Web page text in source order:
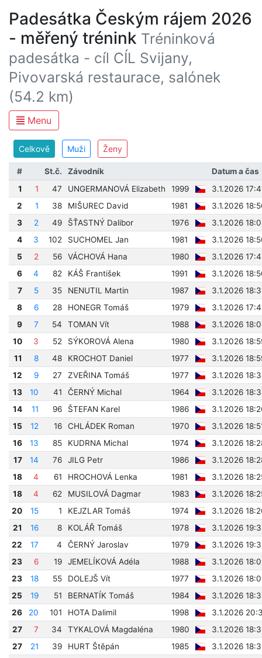
Padesátka Českým rájem 2026
- měřený trénink Tréninková
padesátka - cíl CÍL Svijany,
Pivovarská restaurace, salónek
(54.2 km)
Menu
Celkově Muži Ženy
# St.č. Závodník
Datum a čas
1
1 47 UNGERMANOVÁ Elizabeth 1999
3.1.2026
2
1 38 MIŠUREC David 1981
3.1.2026
3
2 49 ŠŤASTNÝ Dalibor 1976
3.1.2026
4
3 102 SUCHOMEL Jan 1981
3.1.2026
5
2 56 VÁCHOVÁ Hana 1980
3.1.2026
6
4 82 KÁŠ František 1991
3.1.2026
7
5 35 NENUTIL Martin 1987
3.1.2026
8
6 28 HONEGR Tomáš 1979
3.1.2026
9
7 54 TOMAN Vít 1988
3.1.2026
10
3 52 SÝKOROVÁ Alena 1980
3.1.2026
11
8 48 KROCHOT Daniel 1977
3.1.2026
12
9 27 ZVEŘINA Tomáš 1977
3.1.2026
13
10 41 ČERNÝ Michal 1964
3.1.2026
14
11 96 ŠTEFAN Karel 1986
3.1.2026
15
12 16 CHLÁDEK Roman 1970
3.1.2026
16
13 85 KUDRNA Michal 1974
3.1.2026
17
14 76 JILG Petr 1986
3.1.2026
18
4 61 HROCHOVÁ Lenka 1981
3.1.2026
18
4 62 MUSILOVÁ Dagmar 1983
3.1.2026
20
15 1 KEJZLAR Tomáš 1974
3.1.2026
21
16 8 KOLÁŘ Tomáš 1978
3.1.2026
22
17 4 ČERNÝ Jaroslav 1979
3.1.2026
23
6 19 JEMELÍKOVÁ Adéla 1988
3.1.2026
23
18 55 DOLEJŠ Vít 1977
3.1.2026
25
19 51 BERNATÍK Tomáš 1984
3.1.2026
26
20 101 HOTA Dalimil 1998
3.1.2026
27
7 34 TYKALOVÁ Magdaléna 1980
3.1.2026
27
21 39 HURT Štěpán 1985
3.1.2026